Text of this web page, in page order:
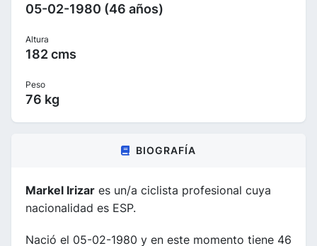
05-02-1980 (46 años)
Altura
182 cms
Peso
76 kg
BIOGRAFÍA
Markel Irizar es un/a ciclista profesional cuya
nacionalidad es ESP.
Nació el 05-02-1980 y en este momento tiene 46